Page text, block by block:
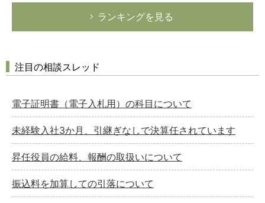
ランキングを見る
注目の相談スレッド
電子証明書（電子入札用）の科目について
未経験入社3か月、引継ぎなしで決算任されています
昇任役員の給料、報酬の取扱いについて
振込料を加算しての引落について